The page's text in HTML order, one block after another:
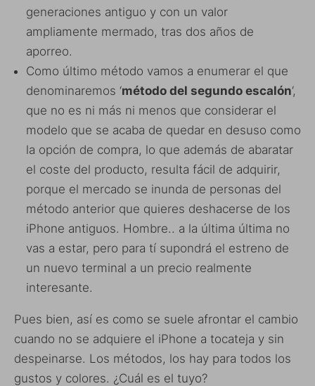
generaciones antiguo y con un valor
ampliamente mermado, tras dos años de
aporreo.
Como último método vamos a enumerar el que
denominaremos ‘método del segundo escalón‘,
que no es ni más ni menos que considerar el
modelo que se acaba de quedar en desuso como
la opción de compra, lo que además de abaratar
el coste del producto, resulta fácil de adquirir,
porque el mercado se inunda de personas del
método anterior que quieres deshacerse de los
iPhone antiguos. Hombre.. a la última última no
vas a estar, pero para tí supondrá el estreno de
un nuevo terminal a un precio realmente
interesante.
Pues bien, así es como se suele afrontar el cambio
cuando no se adquiere el iPhone a tocateja y sin
despeinarse. Los métodos, los hay para todos los
gustos y colores. ¿Cuál es el tuyo?